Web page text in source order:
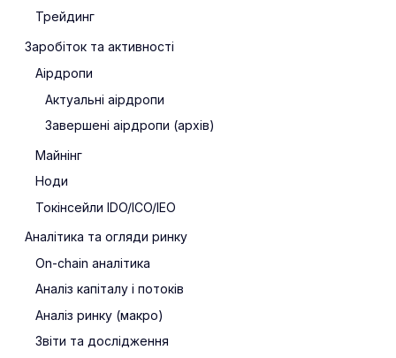
Трейдинг
Заробіток та активності
Аірдропи
Актуальні аірдропи
Завершені аірдропи (архів)
Майнінг
Ноди
Токінсейли IDO/ICO/IEO
Аналітика та огляди ринку
On-chain аналітика
Аналіз капіталу і потоків
Аналіз ринку (макро)
Звіти та дослідження